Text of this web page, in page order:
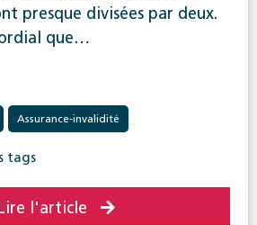
presque divisées par deux.
que…
Assurance-invalidité
(CII)
tags
l'article